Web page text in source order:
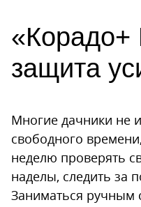
защита
Многие дачники не
свободного
неделю проверять
наделы, следить за
Заниматься ручным